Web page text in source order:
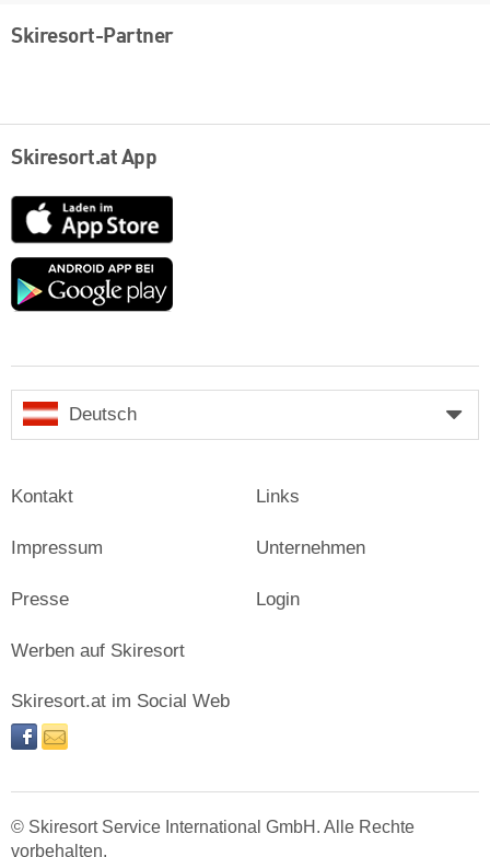
Skiresort-Partner
Skiresort.at App
App
Store
Google
Deutsch
Kontakt
Impressum
Presse
Links
Unternehmen
Login
Werben auf Skiresort
Skiresort.at im Social Web
facebooknewsletter
© Skiresort Service International GmbH. Alle Rechte
vorbehalten.